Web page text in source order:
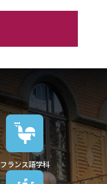
フランス語学科